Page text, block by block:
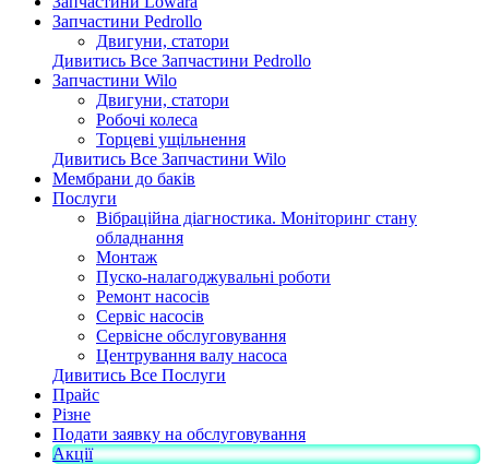
Запчастини Pedrollo
Двигуни, статори
Дивитись Все Запчастини Pedrollo
Запчастини Wilo
Двигуни, статори
Робочі колеса
Торцеві ущільнення
Дивитись Все Запчастини Wilo
Мембрани до баків
Послуги
Вібраційна діагностика. Моніторинг стану
обладнання
Монтаж
Пуско-налагоджувальні роботи
Ремонт насосів
Сервіс насосів
Сервісне обслуговування
Центрування валу насоса
Дивитись Все Послуги
Прайс
Різне
Подати заявку на обслуговування
Акції